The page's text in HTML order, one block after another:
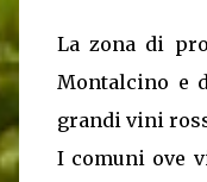
La zona di
Montalcino e
grandi vini
I comuni ove